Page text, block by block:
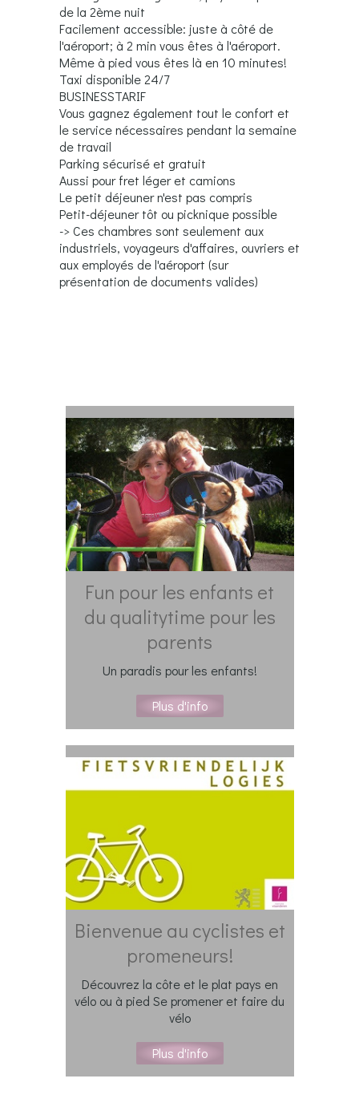
de la 2ème nuit
Facilement accessible: juste à côté de
l'aéroport; à 2 min vous êtes à l'aéroport.
Même à pied vous êtes là en 10 minutes!
Taxi disponible 24/7
BUSINESSTARIF
Vous gagnez également tout le confort et
le service nécessaires pendant la semaine
de travail
Parking sécurisé et gratuit
Aussi pour fret léger et camions
Le petit déjeuner n'est pas compris
Petit-déjeuner tôt ou picknique possible
-> Ces chambres sont seulement aux
industriels, voyageurs d'affaires, ouvriers et
aux employés de l'aéroport (sur
présentation de documents valides)
Fun pour les enfants et
du qualitytime pour les
parents
Un paradis pour les enfants!
Plus d'info
Bienvenue au cyclistes et
promeneurs!
Découvrez la côte et le plat pays en
vélo ou à pied Se promener et faire du
vélo
Plus d'info